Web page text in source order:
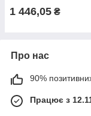
1 446,05 ₴
Про нас
90%
Працює з